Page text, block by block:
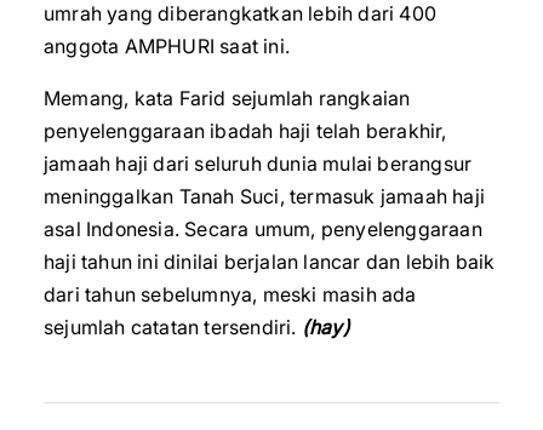
umrah yang diberangkatkan lebih dari 400
anggota AMPHURI saat ini.
Memang, kata Farid sejumlah rangkaian
penyelenggaraan ibadah haji telah berakhir,
jamaah haji dari seluruh dunia mulai berangsur
meninggalkan Tanah Suci, termasuk jamaah haji
asal Indonesia. Secara umum, penyelenggaraan
haji tahun ini dinilai berjalan lancar dan lebih baik
dari tahun sebelumnya, meski masih ada
sejumlah catatan tersendiri. (hay)